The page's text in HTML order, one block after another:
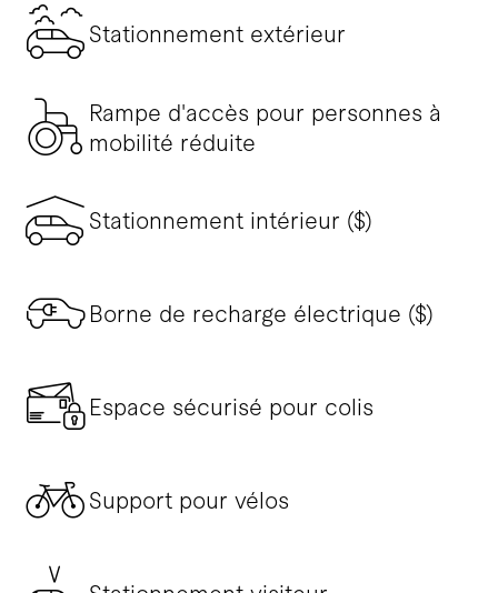
Stationnement extérieur
Rampe d'accès pour personnes à
mobilité réduite
Stationnement intérieur ($)
Borne de recharge électrique ($)
Espace sécurisé pour colis
Support pour vélos